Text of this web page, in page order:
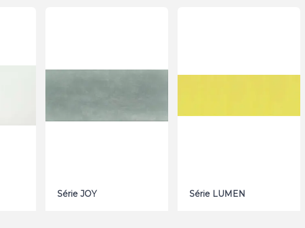
Série JOY Série LUMEN